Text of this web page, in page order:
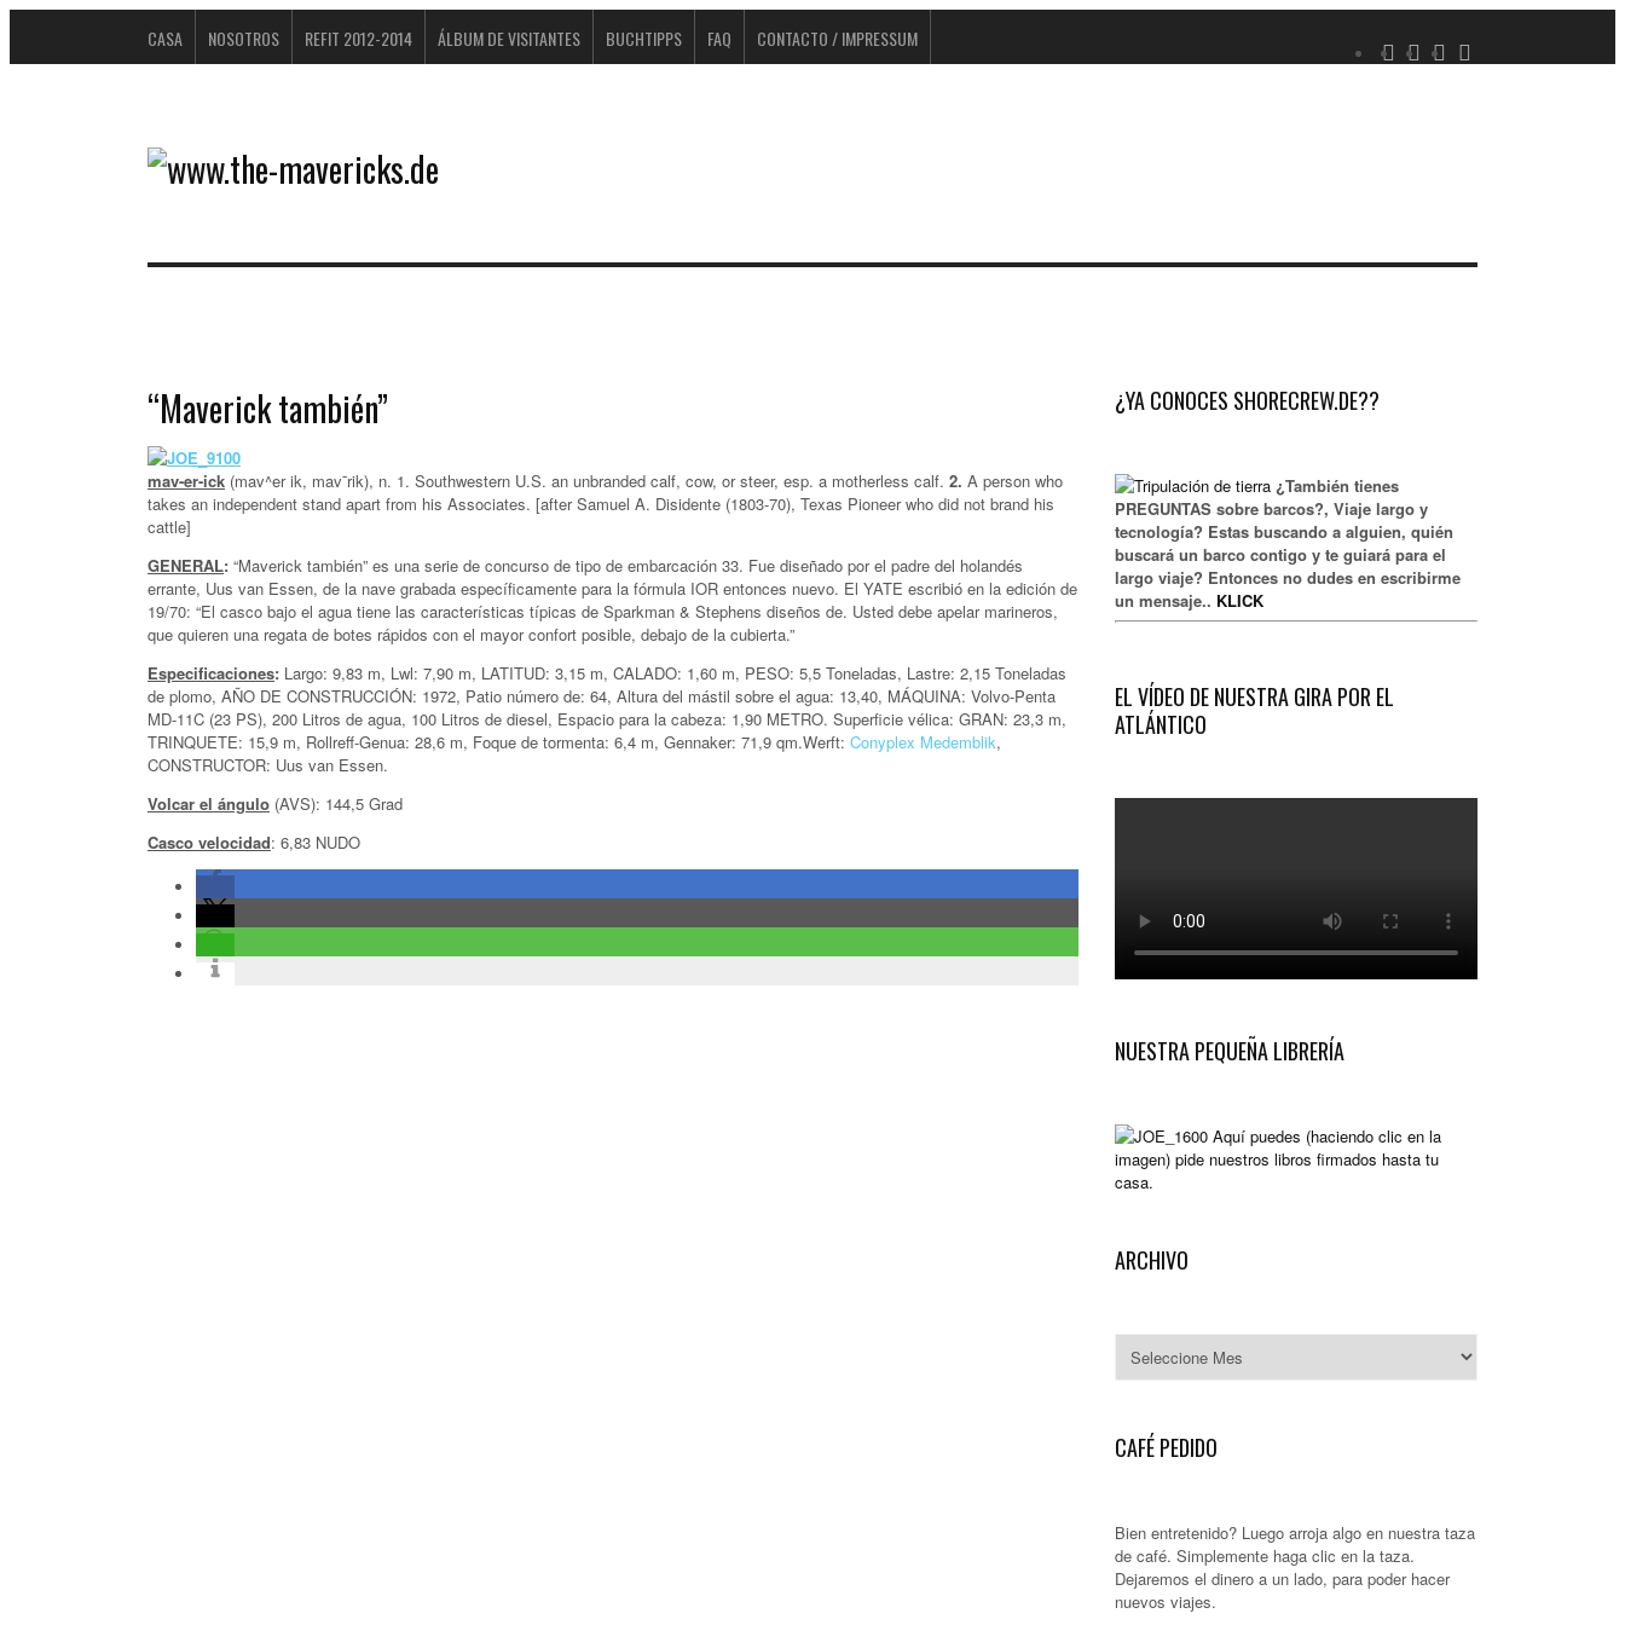
CASA NOSOTROS REFIT 2012-2014 ÁLBUM DE VISITANTES BUCHTIPPS FAQ CONTACTO / IMPRESSUM
“Maverick también”
mav-er-ick (mav^er ik, mav¯rik), n. 1. Southwestern U.S. an unbranded calf, cow, or steer, esp. a motherless calf. 2. A person who
takes an independent stand apart from his Associates. [after Samuel A. Disidente (1803-70), Texas Pioneer who did not brand his
cattle]
GENERAL: “Maverick también” es una serie de concurso de tipo de embarcación 33. Fue diseñado por el padre del holandés
errante, Uus van Essen, de la nave grabada específicamente para la fórmula IOR entonces nuevo. El YATE escribió en la edición de
19/70: “El casco bajo el agua tiene las características típicas de Sparkman & Stephens diseños de. Usted debe apelar marineros,
que quieren una regata de botes rápidos con el mayor confort posible, debajo de la cubierta.”
Especificaciones: Largo: 9,83 m, Lwl: 7,90 m, LATITUD: 3,15 m, CALADO: 1,60 m, PESO: 5,5 Toneladas, Lastre: 2,15 Toneladas
de plomo, AÑO DE CONSTRUCCIÓN: 1972, Patio número de: 64, Altura del mástil sobre el agua: 13,40, MÁQUINA: Volvo-Penta
MD-11C (23 PS), 200 Litros de agua, 100 Litros de diesel, Espacio para la cabeza: 1,90 METRO. Superficie vélica: GRAN: 23,3 m,
TRINQUETE: 15,9 m, Rollreff-Genua: 28,6 m, Foque de tormenta: 6,4 m, Gennaker: 71,9 qm.Werft: Conyplex Medemblik,
CONSTRUCTOR: Uus van Essen.
Volcar el ángulo (AVS): 144,5 Grad
Casco velocidad: 6,83 NUDO
¿YA CONOCES SHORECREW.DE??
¿También tienes
PREGUNTAS sobre barcos?, Viaje largo y
tecnología? Estas buscando a alguien, quién
buscará un barco contigo y te guiará para el
largo viaje? Entonces no dudes en escribirme
un mensaje.. KLICK
EL VÍDEO DE NUESTRA GIRA POR EL
ATLÁNTICO
NUESTRA PEQUEÑA LIBRERÍA
Aquí puedes (haciendo clic en la
imagen) pide nuestros libros firmados hasta tu
casa.
ARCHIVO
CAFÉ PEDIDO
Bien entretenido? Luego arroja algo en nuestra taza
de café. Simplemente haga clic en la taza.
Dejaremos el dinero a un lado, para poder hacer
nuevos viajes.